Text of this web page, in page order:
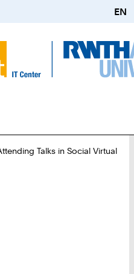
EN
Talks in Social Virtual